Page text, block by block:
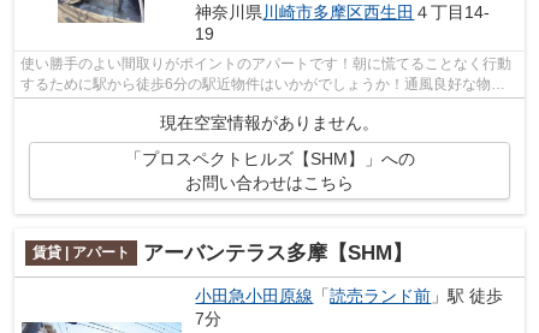
神奈川県 川崎市多摩区西生田 ４丁目14-
19
使い勝手のよい間取りがポイントのアパートです！朝に慌てることなく行動
するために駅から徒歩6分の駅近物件はいかがでしょうか！通風良好な物件
は洗濯物も乾きやすい空間！敷地内ごみ...
現在空室情報がありません。
「プロスペクトヒルズ【SHM】」への
お問い合わせはこちら
賃貸 | アパート アーバンテラス多摩【SHM】
小田急小田原線 「読売ランド前 」駅 徒歩
7分